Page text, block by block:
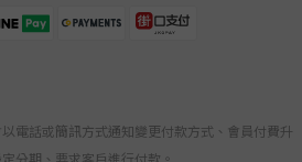
以電話或簡訊方式通知變更付款方式、會員付費升
分期、要求客戶進行付款。